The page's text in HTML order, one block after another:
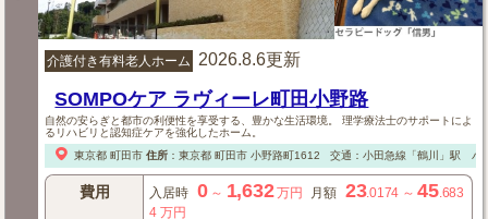
介護付き有料老人ホーム 2026.8.6更新
SOMPOケア ラヴィーレ町田小野路
自然の安らぎと都市の利便性を享受する、豊かな生活環境。 理学療法士のサポートによ
るリハビリと認知症ケアを強化したホーム。
東京都 町田市 住所： 東京都 町田市小野路町1612 交通：小田急線「鶴川」駅 バ
費用 入居時 0～ 1,632万円 月額 23.0174 ～45.683
4 万円